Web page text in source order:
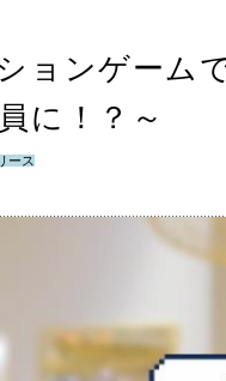
ョンゲーム
に！？～
ース